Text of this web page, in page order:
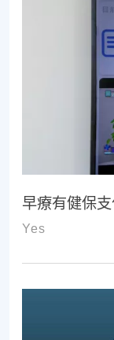
早療有健保
Yes